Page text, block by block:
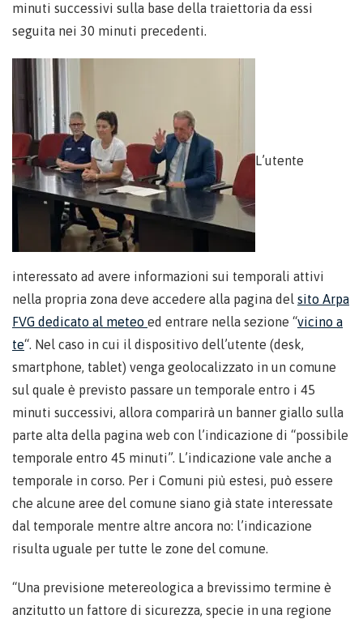
minuti successivi sulla base della traiettoria da essi
seguita nei 30 minuti precedenti.
L’utente
interessato ad avere informazioni sui temporali attivi
nella propria zona deve accedere alla pagina del sito Arpa
FVG dedicato al meteo ed entrare nella sezione “vicino a
te“. Nel caso in cui il dispositivo dell’utente (desk,
smartphone, tablet) venga geolocalizzato in un comune
sul quale è previsto passare un temporale entro i 45
minuti successivi, allora comparirà un banner giallo sulla
parte alta della pagina web con l’indicazione di “possibile
temporale entro 45 minuti”. L’indicazione vale anche a
temporale in corso. Per i Comuni più estesi, può essere
che alcune aree del comune siano già state interessate
dal temporale mentre altre ancora no: l’indicazione
risulta uguale per tutte le zone del comune.
“Una previsione metereologica a brevissimo termine è
anzitutto un fattore di sicurezza, specie in una regione